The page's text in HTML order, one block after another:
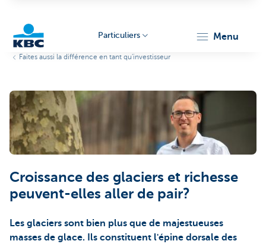
Particuliers menu
Faites aussi la différence en tant qu'investisseur
Croissance des glaciers et richesse
peuvent-elles aller de pair?
Les glaciers sont bien plus que de majestueuses
masses de glace. Ils constituent l'épine dorsale des